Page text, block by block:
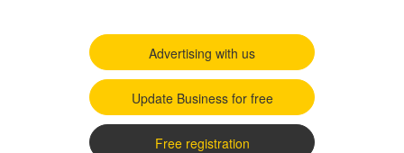
Advertising with us
Update Business for free
Free registration